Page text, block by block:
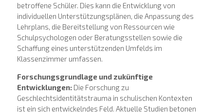
betroffene Schüler. Dies kann die Entwicklung von
individuellen Unterstützungsplänen, die Anpassung des
Lehrplans, die Bereitstellung von Ressourcen wie
Schulpsychologen oder Beratungsstellen sowie die
Schaffung eines unterstützenden Umfelds im
Klassenzimmer umfassen.
Forschungsgrundlage und zukünftige
Entwicklungen: Die Forschung zu
Geschlechtsidentitätstrauma in schulischen Kontexten
ist ein sich entwickelndes Feld. Aktuelle Studien betonen